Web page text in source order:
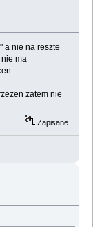
a nie na reszte
ma
zatem nie
Zapisane